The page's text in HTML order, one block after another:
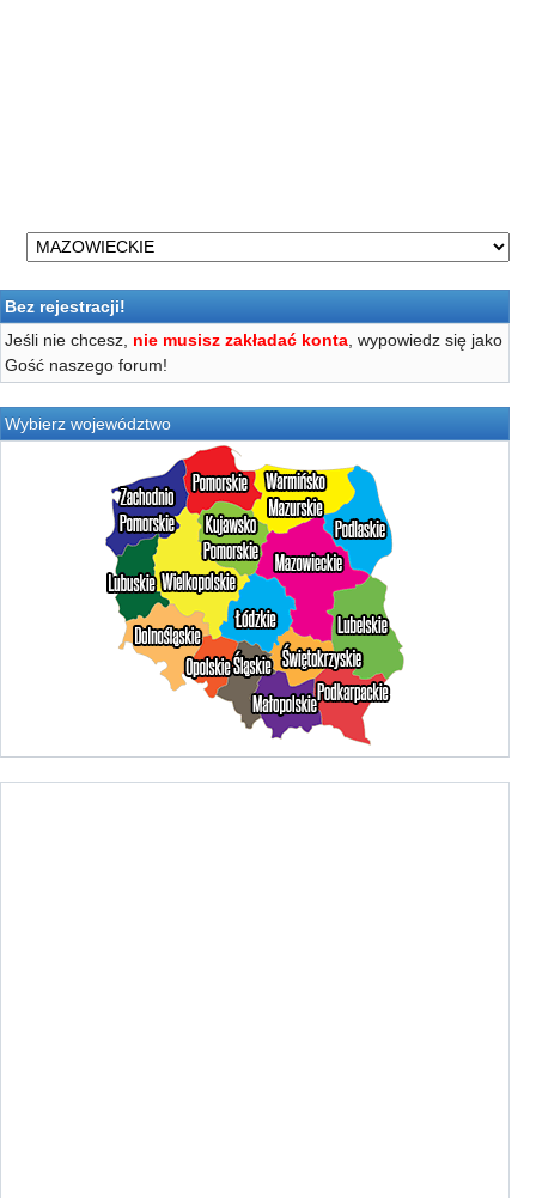
Bez rejestracji!
Jeśli nie chcesz, nie musisz zakładać konta , wypowiedz się jako
Gość naszego forum!
Wybierz województwo